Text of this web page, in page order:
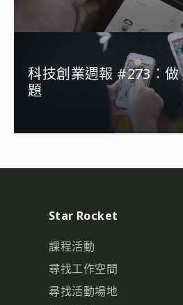
科技創業週報 #273：
題
Star Rocket
課程活動
尋找工作空間
尋找活動場地